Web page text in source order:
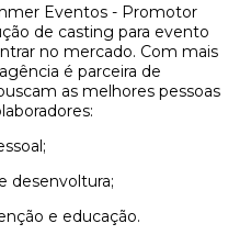
Eventos - Promotor
de casting para evento
no mercado. Com mais
é parceira de
as melhores pessoas
desenvoltura;
e educação.